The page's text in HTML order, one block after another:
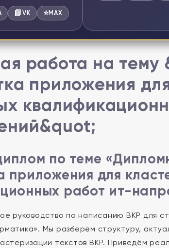
📘VK ⭐MAX
работа на
приложения
по теме
приложения для
работ ит-
руководство по написанию ВКР для
Мы разберём структуру,
текстов ВКР. Приведём